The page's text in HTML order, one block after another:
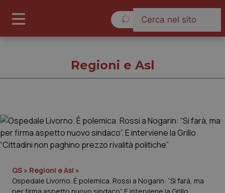
Cronache
Governo e Parlamento
Regioni e Asl
QS » Regioni e Asl »
Ospedale Livorno. È polemica. Rossi a Nogarin: “Si farà, ma